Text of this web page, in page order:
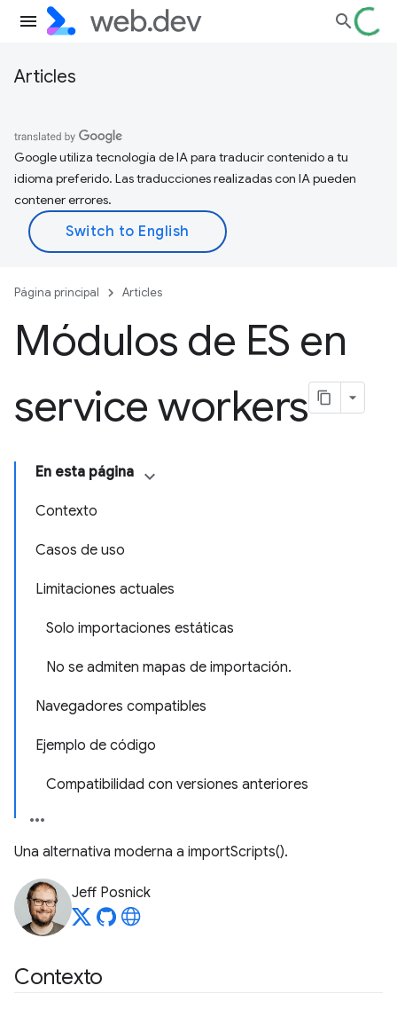
Articles
Google utiliza tecnología de IA para traducir contenido a tu
idioma preferido. Las traducciones realizadas con IA pueden
contener errores.
Página principal Articles
Módulos de ES en
service workers
En esta página
Contexto
Casos de uso
Limitaciones actuales
Solo importaciones estáticas
No se admiten mapas de importación.
Navegadores compatibles
Ejemplo de código
Compatibilidad con versiones anteriores
Una alternativa moderna a importScripts().
Jeff Posnick
Contexto